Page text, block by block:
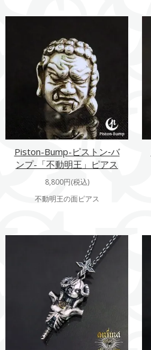
Piston-Bump-ピストン‐バ
ンプ-「不動明王」ピアス
8,800円(税込)
不動明王の面ピアス